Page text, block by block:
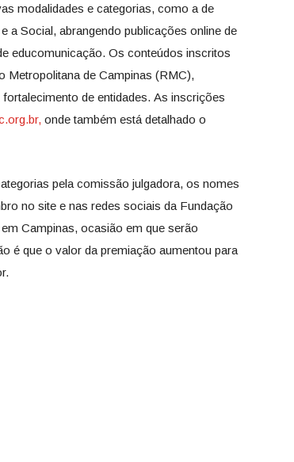
modalidades e categorias, como a de
a Social, abrangendo publicações online de
educomunicação. Os conteúdos inscritos
Metropolitana de Campinas (RMC),
de entidades. As inscrições
onde também está detalhado o
pela comissão julgadora, os nomes
no site e nas redes sociais da Fundação
Campinas, ocasião em que serão
é que o valor da premiação aumentou para